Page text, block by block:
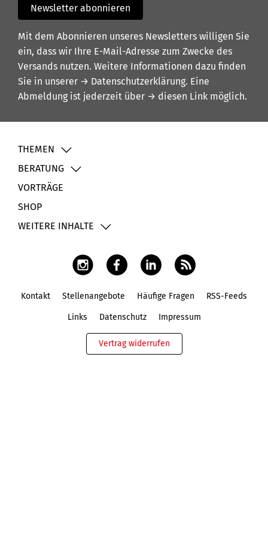
Newsletter abonnieren
Mit dem Abonnieren unseres Newsletters willigen Sie
ein, dass wir Ihre E-Mail-Adresse zum Zwecke des
Versands nutzen. Weitere Informationen dazu finden
Sie in unserer → Datenschutzerklärung. Eine
Abmeldung ist jederzeit über → diesen Link möglich.
THEMEN
BERATUNG
VORTRÄGE
SHOP
WEITERE INHALTE
Kontakt Stellenangebote Häufige Fragen RSS-Feeds
Links Datenschutz Impressum
Vertrag widerrufen